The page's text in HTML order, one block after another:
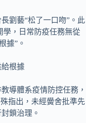
劉藝“松了一口吻”。此
學，日常防疫任務無從
據”。
根據
導體系疫情防控任務，
指出，未經黌舍批準先
鎖治理。